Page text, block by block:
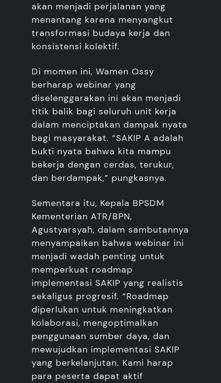
akan menjadi perjalanan yang
menantang karena menyangkut
transformasi budaya kerja dan
konsistensi kolektif.
Di momen ini, Wamen Ossy
berharap webinar yang
diselenggarakan ini akan menjadi
titik balik bagi seluruh unit kerja
dalam menciptakan dampak nyata
bagi masyarakat. “SAKIP A adalah
bukti nyata bahwa kita mampu
bekerja dengan cerdas, terukur,
dan berdampak,” pungkasnya.
Sementara itu, Kepala BPSDM
Kementerian ATR/BPN,
Agustyarsyah, dalam sambutannya
menyampaikan bahwa webinar ini
menjadi wadah penting untuk
memperkuat roadmap
implementasi SAKIP yang realistis
sekaligus progresif. “Roadmap
diperlukan untuk meningkatkan
kolaborasi, mengoptimalkan
penggunaan sumber daya, dan
mewujudkan implementasi SAKIP
yang berkelanjutan. Kami harap
para peserta dapat aktif